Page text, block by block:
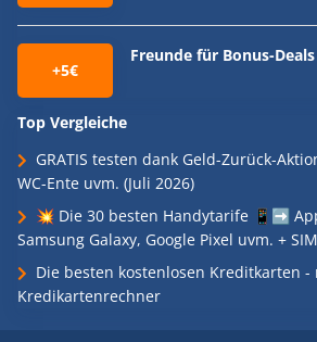
+5€
Freunde für Bonus-
Top Vergleiche
GRATIS testen dank Geld-Zurück-
WC-Ente uvm. (Juli 2026)
💥 Die 30 besten Handytarife 📱➡️
Samsung Galaxy, Google Pixel uvm. +
Die besten kostenlosen Kreditkarten -
Kredikartenrechner